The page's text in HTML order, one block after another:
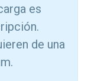
es
de una